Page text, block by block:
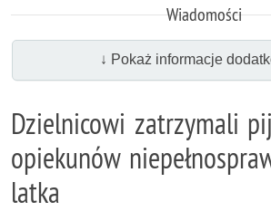
Wiadomości
↓ Pokaż informacje
Dzielnicowi zatrzymali
opiekunów
latka